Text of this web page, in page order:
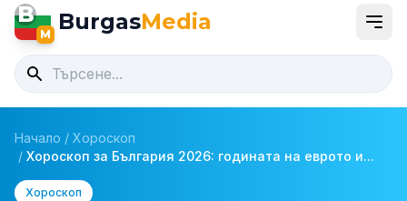
B
M BurgasMedia
Начало / Хороскоп
/ Хороскоп за България 2026: годината на еврото и...
Хороскоп